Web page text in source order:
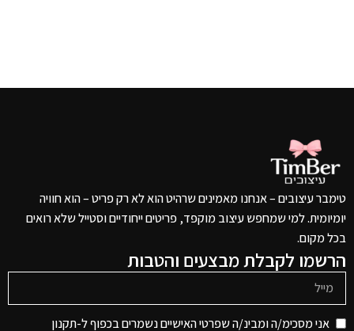
טימבר עיצובים – אנחנו מאמינים שרהיט הוא לא רק פריט – הוא חוויה
יומיומית. למי שמחפש עיצוב מוקפד, פריטים ייחודיים וסטייל שלא רואים
בכל מקום.
הרשמו לקבלת מבצעים והטבות
אני מסכימ/ה ומבינ/ה שפרטי האישיים נשמרים בכפוף ל-תקנון